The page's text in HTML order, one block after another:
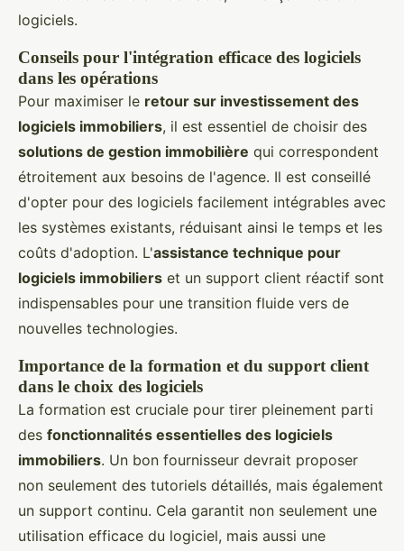
logiciels.
Conseils pour l'intégration efficace des logiciels
dans les opérations
Pour maximiser le retour sur investissement des
logiciels immobiliers, il est essentiel de choisir des
solutions de gestion immobilière qui correspondent
étroitement aux besoins de l'agence. Il est conseillé
d'opter pour des logiciels facilement intégrables avec
les systèmes existants, réduisant ainsi le temps et les
coûts d'adoption. L'assistance technique pour
logiciels immobiliers et un support client réactif sont
indispensables pour une transition fluide vers de
nouvelles technologies.
Importance de la formation et du support client
dans le choix des logiciels
La formation est cruciale pour tirer pleinement parti
des fonctionnalités essentielles des logiciels
immobiliers. Un bon fournisseur devrait proposer
non seulement des tutoriels détaillés, mais également
un support continu. Cela garantit non seulement une
utilisation efficace du logiciel, mais aussi une